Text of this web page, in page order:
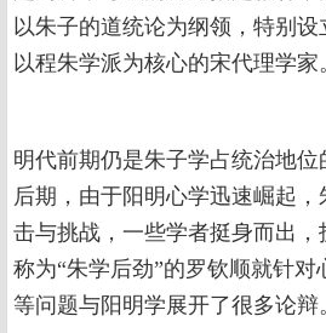
以朱子的道统论为纲领，特别
以程朱学派为核心的宋代理学家
明代前期仍是朱子学占统治地
后期，由于阳明心学迅速崛起
击与挑战，一些学者挺身而出
称为“朱学后劲”的罗钦顺就针对
等问题与阳明学展开了很多论辩